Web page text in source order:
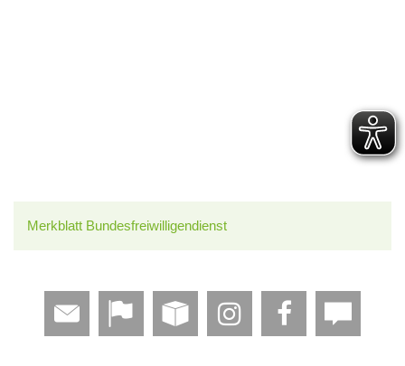
Merkblatt Bundesfreiwilligendienst